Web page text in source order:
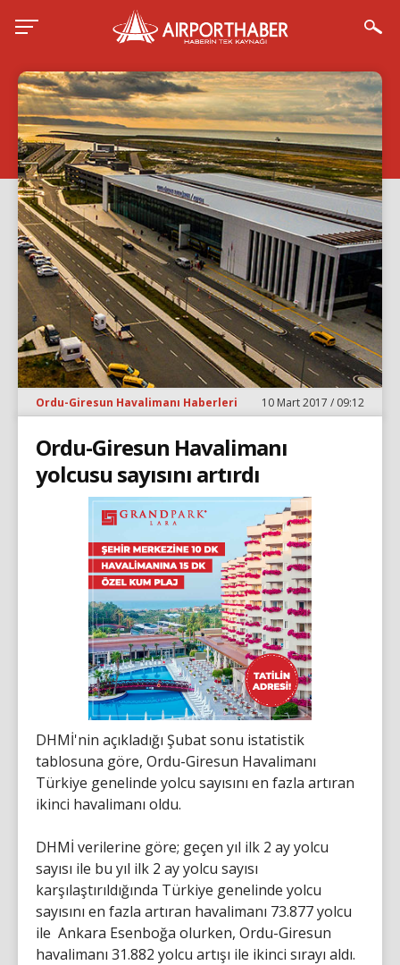
Ordu-Giresun Havalimanı Haberleri 10 Mart 2017 / 09:12
Ordu-Giresun Havalimanı
yolcusu sayısını artırdı
DHMİ'nin açıkladığı Şubat sonu istatistik
tablosuna göre, Ordu-Giresun Havalimanı
Türkiye genelinde yolcu sayısını en fazla artıran
ikinci havalimanı oldu.
DHMİ verilerine göre; geçen yıl ilk 2 ay yolcu
sayısı ile bu yıl ilk 2 ay yolcu sayısı
karşılaştırıldığında Türkiye genelinde yolcu
sayısını en fazla artıran havalimanı 73.877 yolcu
ile Ankara Esenboğa olurken, Ordu-Giresun
havalimanı 31.882 yolcu artışı ile ikinci sırayı aldı.